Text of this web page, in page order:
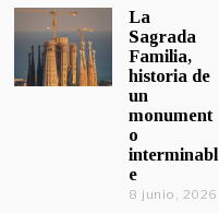
La
Sagrada
Familia,
historia de
un
monument
o
interminabl
e
8 junio, 2026